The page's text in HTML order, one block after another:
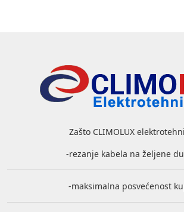
Zašto CLIMOLUX
-rezanje kabela na željene
-maksimalna posvećenost